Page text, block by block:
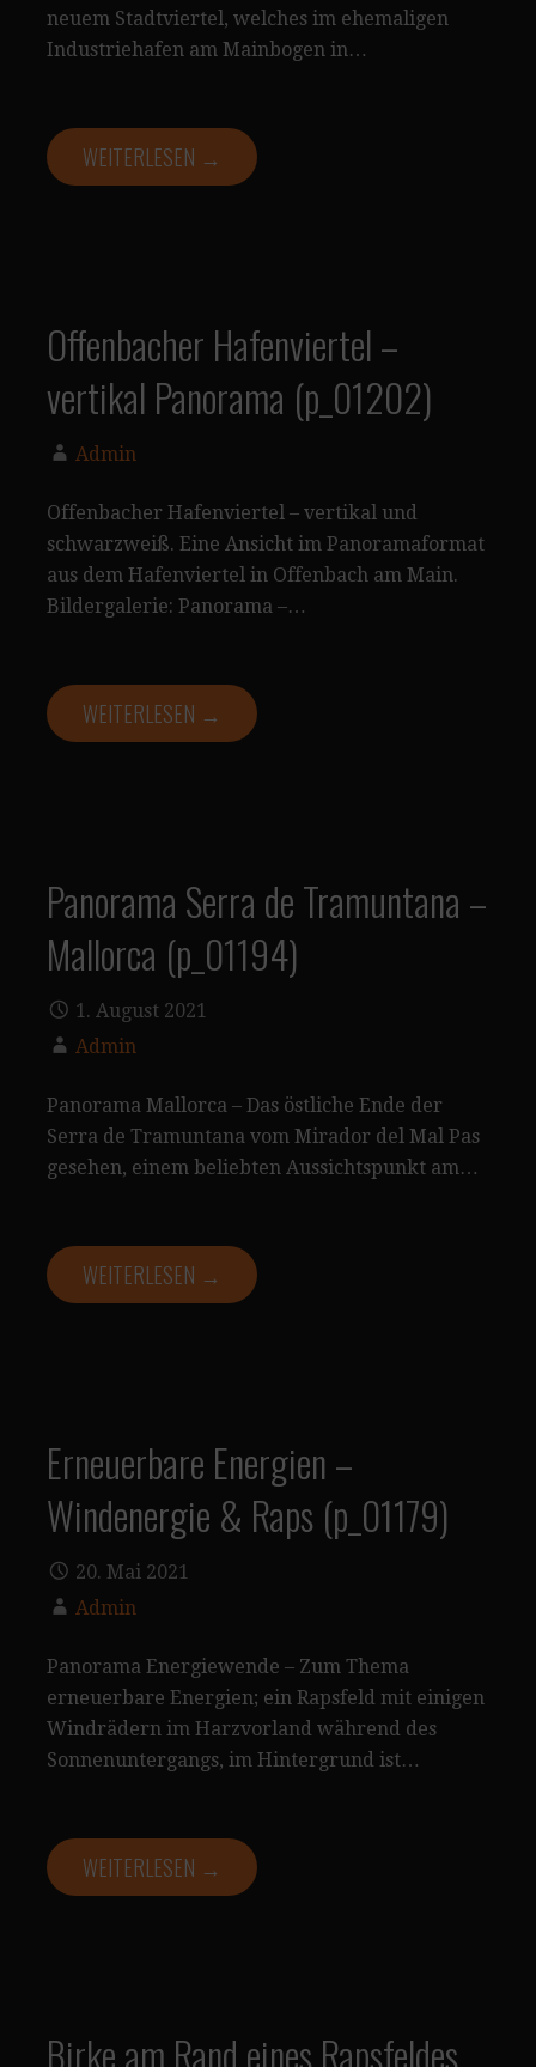
neuem Stadtviertel, welches im ehemaligen
Industriehafen am Mainbogen in…
WEITERLESEN →
Offenbacher Hafenviertel –
vertikal Panorama (p_01202)
Admin
Offenbacher Hafenviertel – vertikal und
schwarzweiß. Eine Ansicht im Panoramaformat
aus dem Hafenviertel in Offenbach am Main.
Bildergalerie: Panorama –…
WEITERLESEN →
Panorama Serra de Tramuntana –
Mallorca (p_01194)
1. August 2021
Admin
Panorama Mallorca – Das östliche Ende der
Serra de Tramuntana vom Mirador del Mal Pas
gesehen, einem beliebten Aussichtspunkt am…
WEITERLESEN →
Erneuerbare Energien –
Windenergie & Raps (p_01179)
20. Mai 2021
Admin
Panorama Energiewende – Zum Thema
erneuerbare Energien; ein Rapsfeld mit einigen
Windrädern im Harzvorland während des
Sonnenuntergangs, im Hintergrund ist…
WEITERLESEN →
Birke am Rand eines Rapsfeldes